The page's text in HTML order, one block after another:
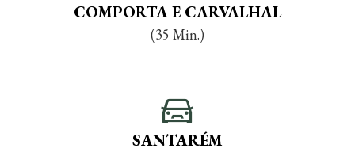
COMPORTA E CARVALHAL
(35 Min.)
SANTARÉM